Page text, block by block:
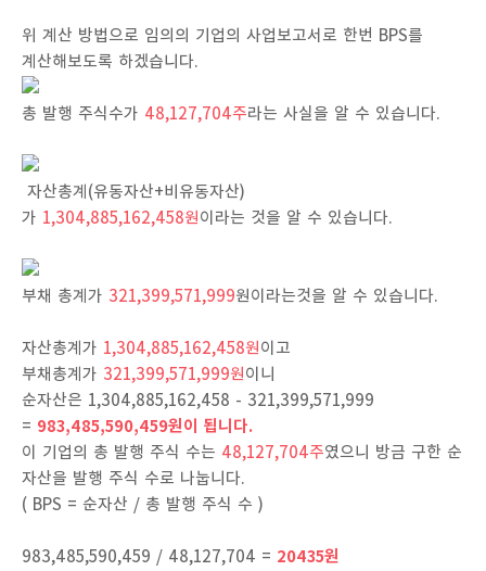
위 계산 방법으로 임의의 기업의 사업보고서로 한번 BPS를
계산해보도록 하겠습니다.
총 발행 주식수가 48,127,704주라는 사실을 알 수 있습니다.
자산총계(유동자산+비유동자산)
가 1,304,885,162,458원이라는 것을 알 수 있습니다.
부채 총계가 321,399,571,999원이라는것을 알 수 있습니다.
자산총계가 1,304,885,162,458원이고
부채총계가 321,399,571,999원이니
순자산은 1,304,885,162,458 - 321,399,571,999
= 983,485,590,459원이 됩니다.
이 기업의 총 발행 주식 수는 48,127,704주였으니 방금 구한 순
자산을 발행 주식 수로 나눕니다.
( BPS = 순자산 / 총 발행 주식 수 )
983,485,590,459 / 48,127,704 = 20435원